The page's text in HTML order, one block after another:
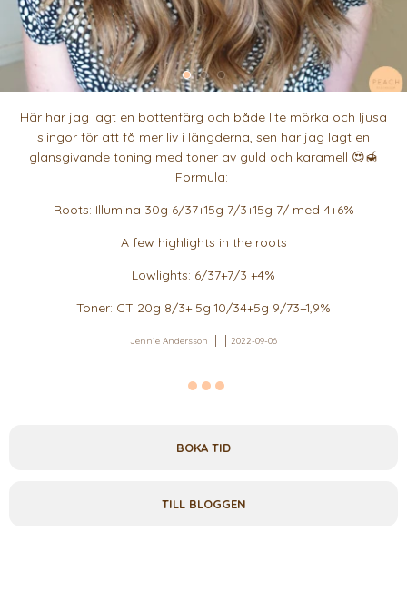
Här har jag lagt en bottenfärg och både lite mörka och ljusa
slingor för att få mer liv i längderna, sen har jag lagt en
glansgivande toning med toner av guld och karamell 😍🍯
Formula:
Roots: Illumina 30g 6/37+15g 7/3+15g 7/ med 4+6%
A few highlights in the roots
Lowlights: 6/37+7/3 +4%
Toner: CT 20g 8/3+ 5g 10/34+5g 9/73+1,9%
Jennie Andersson 2022-09-06
BOKA TID
TILL BLOGGEN